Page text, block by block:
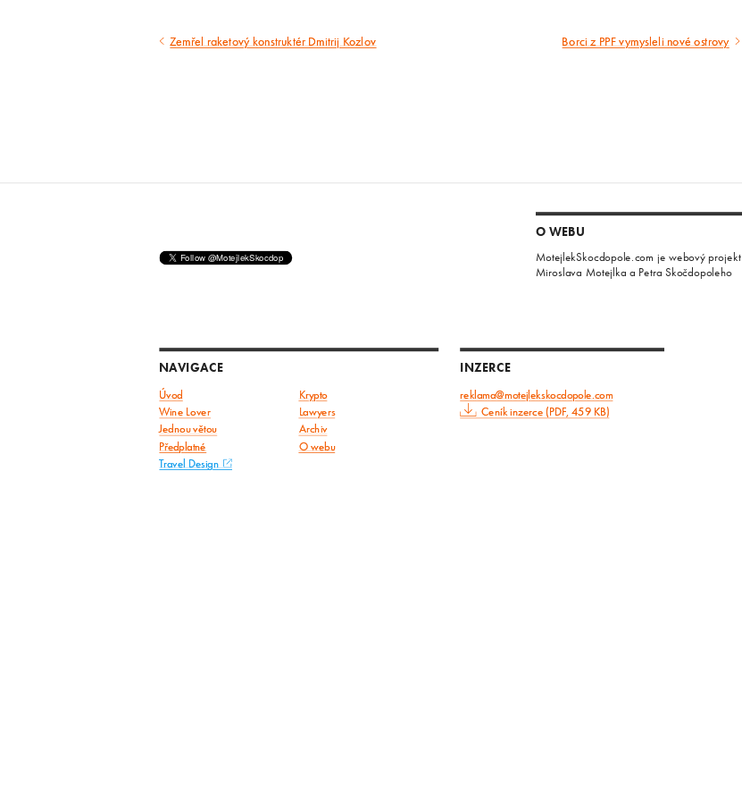
Předcházející
Zemřel raketový konstruktér Dmitrij Kozlov NásledujícíBorci z PPF vymysleli nové ostrovy
O WEBU
MotejlekSkocdopole.com je webový projekt
Miroslava Motejlka a Petra Skočdopoleho
NAVIGACE
Úvod Krypto
Wine Lover
Lawyers
Jednou větou
Archiv
Předplatné O webu
Travel Design
INZERCE
reklama@motejlekskocdopole.com
Ceník inzerce (PDF, 459 KB)